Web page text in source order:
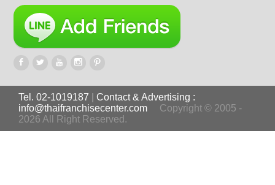
Tel. 02-1019187
Contact & Advertising :
info@thaifranchisecenter.com
Copyright © 2005 -
2026 All Right Reserved.